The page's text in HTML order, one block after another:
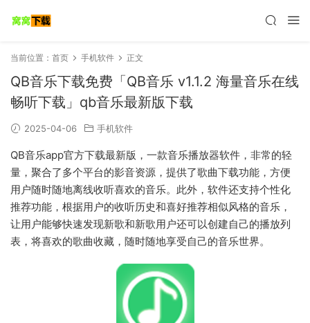
当前位置： 首页 手机软件 正文
QB音乐下载免费「QB音乐 v1.1.2 海量音乐在线
畅听下载」qb音乐最新版下载
2025-04-06 手机软件
QB音乐app官方下载最新版，一款音乐播放器软件，非常的轻
量，聚合了多个平台的影音资源，提供了歌曲下载功能，方便
用户随时随地离线收听喜欢的音乐。此外，软件还支持个性化
推荐功能，根据用户的收听历史和喜好推荐相似风格的音乐，
让用户能够快速发现新歌和新歌用户还可以创建自己的播放列
表，将喜欢的歌曲收藏，随时随地享受自己的音乐世界。